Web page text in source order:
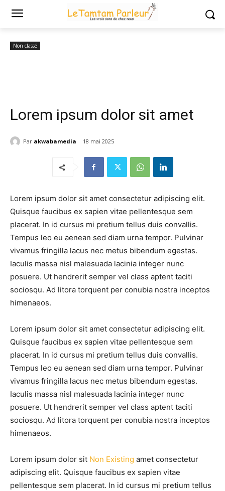
Accueil Lorem ipsum dolor sit amet
Non classé
Lorem ipsum dolor sit amet
Par akwabamedia 18 mai 2025
Lorem ipsum dolor sit amet consectetur adipiscing elit.
Quisque faucibus ex sapien vitae pellentesque sem
placerat. In id cursus mi pretium tellus duis convallis.
Tempus leo eu aenean sed diam urna tempor. Pulvinar
vivamus fringilla lacus nec metus bibendum egestas.
Iaculis massa nisl malesuada lacinia integer nunc
posuere. Ut hendrerit semper vel class aptent taciti
sociosqu. Ad litora torquent per conubia nostra inceptos
himenaeos.
Lorem ipsum dolor sit amet consectetur adipiscing elit.
Quisque faucibus ex sapien vitae pellentesque sem
placerat. In id cursus mi pretium tellus duis convallis.
Tempus leo eu aenean sed diam urna tempor. Pulvinar
vivamus fringilla lacus nec metus bibendum egestas.
Iaculis massa nisl malesuada lacinia integer nunc
posuere. Ut hendrerit semper vel class aptent taciti
sociosqu. Ad litora torquent per conubia nostra inceptos
himenaeos.
Lorem ipsum dolor sit Non Existing amet consectetur
adipiscing elit. Quisque faucibus ex sapien vitae
pellentesque sem placerat. In id cursus mi pretium tellus